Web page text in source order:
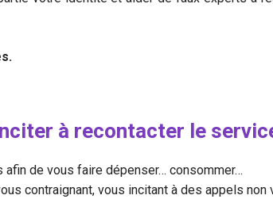
à recontacter le
de vous faire dépenser… consommer…
contraignant, vous incitant à des appels non